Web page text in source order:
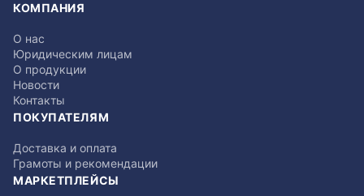
КОМПАНИЯ
О нас
Юридическим лицам
О продукции
Новости
Контакты
ПОКУПАТЕЛЯМ
Доставка и оплата
Грамоты и рекомендации
МАРКЕТПЛЕЙСЫ